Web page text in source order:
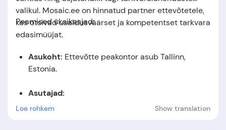
valikul. Mosaic.ee on hinnatud partner ettevõtetele,
kes otsivad usaldusväärset ja kompetentset tarkvara
edasimüüjat.
Peamised üksikasjad:
Asukoht: Ettevõtte peakontor asubTallinn,
Estonia.
Asutajad:
Loe rohkem Show translation